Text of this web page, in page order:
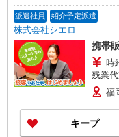
派遣社員 紹介予定派遣
株式会社シエロ
携帯
時
残業代
+゜・
万円支給(規定有)
ィブ支給(規定有)
有）★
福
キープ